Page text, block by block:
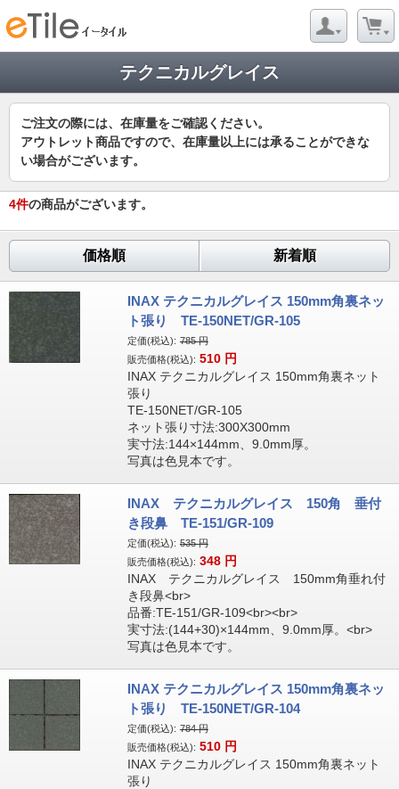
テクニカルグレイス
ご注文の際には、在庫量をご確認ください。
アウトレット商品ですので、在庫量以上には承ることができな
い場合がございます。
4件の商品がございます。
価格順 新着順
INAX テクニカルグレイス 150mm角裏ネッ
ト張り TE-150NET/GR-105
定価(税込): 785円
販売価格(税込): 510 円
INAX テクニカルグレイス 150mm角裏ネット
張り
TE-150NET/GR-105
ネット張り寸法:300X300mm
実寸法:144×144mm、9.0mm厚。
写真は色見本です。
INAX テクニカルグレイス 150角 垂付
き段鼻 TE-151/GR-109
定価(税込): 535円
販売価格(税込): 348 円
INAX テクニカルグレイス 150mm角垂れ付
き段鼻<br>
品番:TE-151/GR-109<br><br>
実寸法:(144+30)×144mm、9.0mm厚。<br>
写真は色見本です。
INAX テクニカルグレイス 150mm角裏ネッ
ト張り TE-150NET/GR-104
定価(税込): 784円
販売価格(税込): 510 円
INAX テクニカルグレイス 150mm角裏ネット
張り